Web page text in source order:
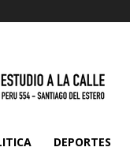
DEPORTES